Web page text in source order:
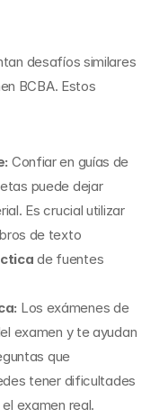
desafíos similares
BCBA. Estos
Confiar en guías de
puede dejar
vacíos en tu comprensión del material. Es crucial utilizar
de texto
de fuentes
Los exámenes de
examen y te ayudan
que
tener dificultades
examen real.